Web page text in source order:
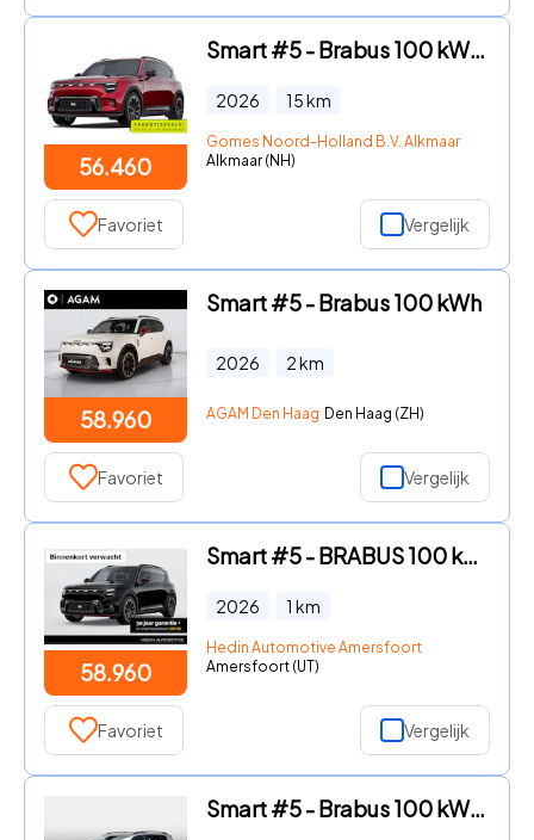
56.460
Smart #5 - Brabus 100 kWh VAKANTIE DEALS! | Van € 63.460, - voor € 56.4
2026 15km
Gomes Noord-Holland B.V. Alkmaar
Alkmaar (NH)
Favoriet Vergelijk
58.960
Smart #5 - Brabus 100 kWh
2026 2km
AGAM Den Haag Den Haag (ZH)
Favoriet Vergelijk
58.960
Smart #5 - BRABUS 100 kWh | *Bijtelling vanaf € 351, - per maand!* | Pa
2026 1 km
Hedin Automotive Amersfoort
Amersfoort (UT)
Favoriet Vergelijk
Smart #5 - Brabus 100 kWh VAKANTIE DEALS! | Van € 64.440, - voor € 57.4